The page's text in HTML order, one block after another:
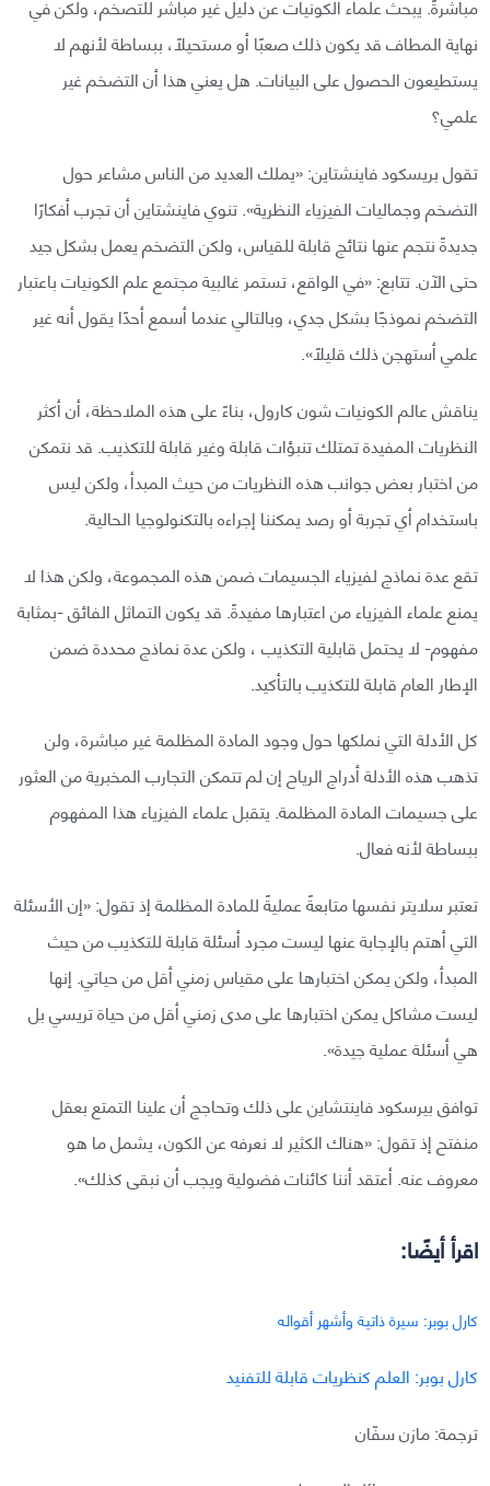
نهاية المطاف قد يكون ذلك صعبًا أو مستحيلًا، ببساطة لأنهم لا
يستطيعون الحصول على البيانات. هل يعني هذا أن التضخم غير
علمي؟
تقول بريسكود فاينشتاين: «يملك العديد من الناس مشاعر حول
التضخم وجماليات الفيزياء النظرية». تنوي فاينشتاين أن تجرب أفكارًا
جديدةً نتجم عنها نتائج قابلة للقياس، ولكن التضخم يعمل بشكل جيد
حتى الآن. تتابع: «في الواقع، تستمر غالبية مجتمع علم الكونيات باعتبار
التضخم نموذجًا بشكل جدي، وبالتالي عندما أسمع أحدًا يقول أنه غير
علمي أستهجن ذلك قليلًا».
يناقش عالم الكونيات شون كارول، بناءً على هذه الملاحظة، أن أكثر
النظريات المفيدة تمتلك تنبؤات قابلة وغير قابلة للتكذيب. قد نتمكن
من اختبار بعض جوانب هذه النظريات من حيث المبدأ، ولكن ليس
باستخدام أي تجربة أو رصد يمكننا إجراءه بالتكنولوجيا الحالية.
تقع عدة نماذج لفيزياء الجسيمات ضمن هذه المجموعة، ولكن هذا لا
يمنع علماء الفيزياء من اعتبارها مفيدةً. قد يكون التماثل الفائق -بمثابة
مفهوم- لا يحتمل قابلية التكذيب ، ولكن عدة نماذج محددة ضمن
الإطار العام قابلة للتكذيب بالتأكيد.
كل الأدلة التي نملكها حول وجود المادة المظلمة غير مباشرة، ولن
تذهب هذه الأدلة أدراج الرياح إن لم تتمكن التجارب المخبرية من العثور
على جسيمات المادة المظلمة. يتقبل علماء الفيزياء هذا المفهوم
ببساطة لأنه فعال.
تعتبر سلايتر نفسها متابعةً عمليةً للمادة المظلمة إذ تقول: «إن الأسئلة
التي أهتم بالإجابة عنها ليست مجرد أسئلة قابلة للتكذيب من حيث
المبدأ، ولكن يمكن اختبارها على مقياس زمني أقل من حياتي. إنها
ليست مشاكل يمكن اختبارها على مدى زمني أقل من حياة تريسي بل
هي أسئلة عملية جيدة».
توافق بيرسكود فاينتشاين على ذلك وتحاجج أن علينا التمتع بعقل
منفتح إذ تقول: «هناك الكثير لا نعرفه عن الكون، يشمل ما هو
معروف عنه. أعتقد أننا كائنات فضولية ويجب أن نبقى كذلك».
اقرأ أيضًا:
كارل بوبر: سيرة ذاتية وأشهر أقواله
كارل بوبر: العلم كنظريات قابلة للتفنيد
ترجمة: مازن سفّان